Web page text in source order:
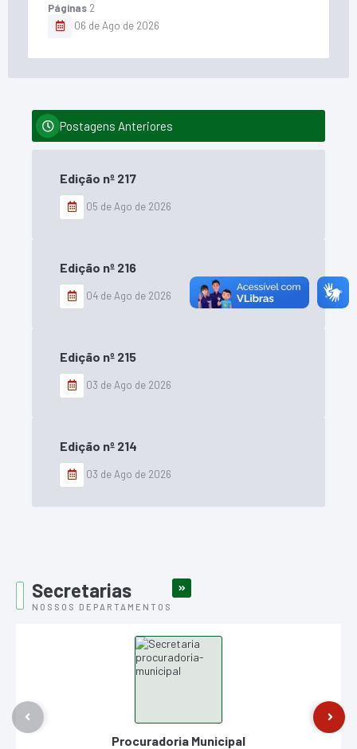
Páginas 2
06 de Ago de 2026
Postagens Anteriores
Edição nº 217
05 de Ago de 2026
Edição nº 216
04 de Ago de 2026
Edição nº 215
03 de Ago de 2026
Edição nº 214
03 de Ago de 2026
Secretarias
NOSSOS DEPARTAMENTOS
Secretaria Municipal de